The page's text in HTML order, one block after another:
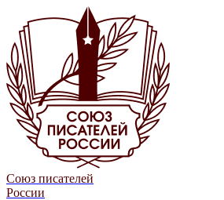
Союз писателей
России